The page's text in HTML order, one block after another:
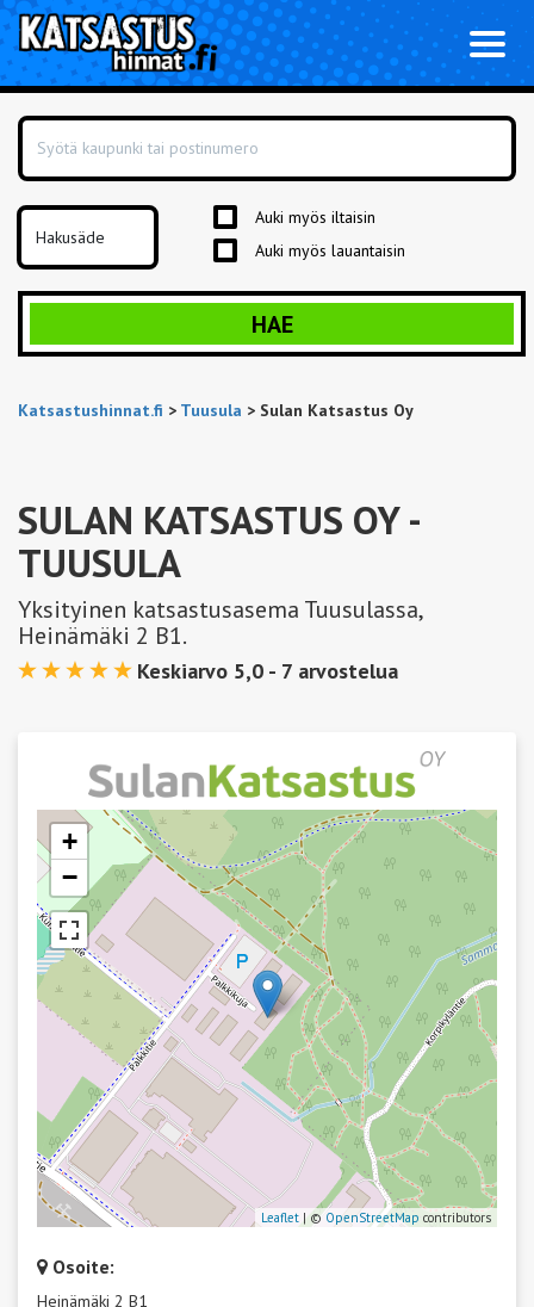
Auki myös iltaisin
Auki myös lauantaisin
HAE
Katsastushinnat.fi > Tuusula > Sulan Katsastus Oy
SULAN KATSASTUS OY-
TUUSULA
Yksityinen katsastusasema Tuusulassa,
Heinämäki 2 B1.
Keskiarvo 5,0 - 7 arvostelua
+
−
Leaflet | © OpenStreetMap contributors
Osoite:
Heinämäki 2 B1